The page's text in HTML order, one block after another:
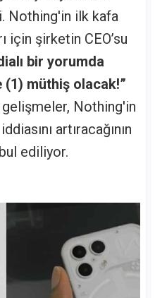
Nothing'in ilk kafa
için şirketin CEO’su
bir yorumda
(1) müthiş olacak!”
gelişmeler, Nothing'in
artıracağının
ediliyor.